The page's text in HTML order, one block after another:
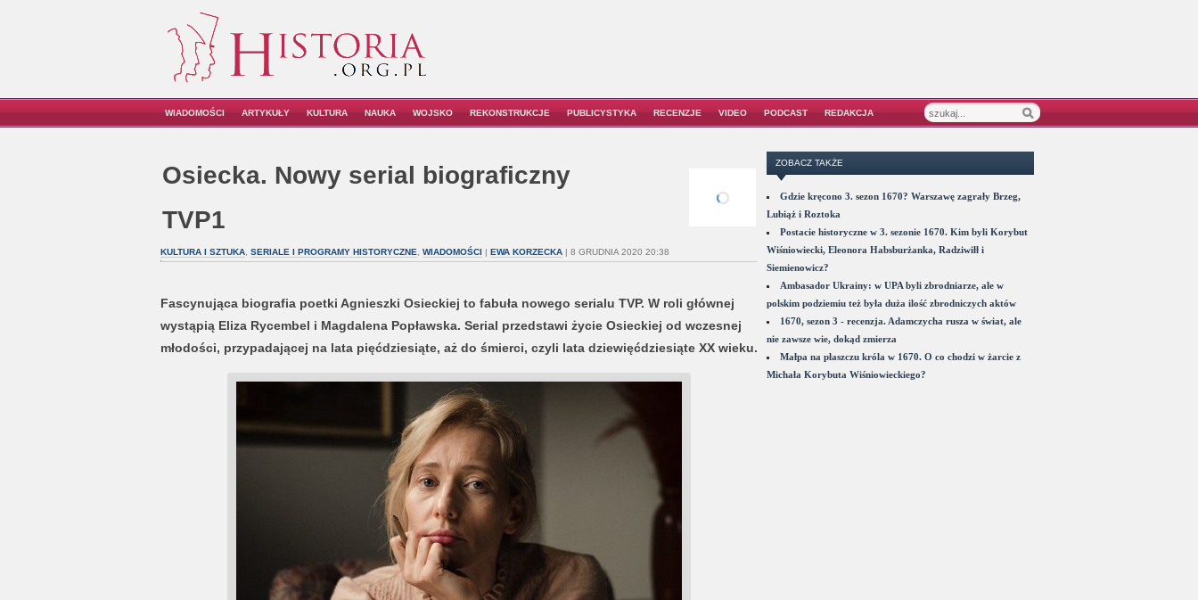
WIADOMOŚCI ARTYKUŁY KULTURA NAUKA WOJSKO REKONSTRUKCJE PUBLICYSTYKA RECENZJE VIDEO PODCAST REDAKCJA
Osiecka. Nowy serial biograficzny
TVP1
KULTURA I SZTUKA, SERIALE I PROGRAMY HISTORYCZNE WIADOMOŚCI| EWA KORZECKA| 8 GRUDNIA 2020 20:38
Fascynująca biografia poetki Agnieszki Osieckiej to fabuła nowego serialu TVP. W roli głównej
wystąpią Eliza Rycembel i Magdalena Popławska. Serial przedstawi życie Osieckiej od wczesnej
młodości, przypadającej na lata pięćdziesiąte, aż do śmierci, czyli lata dziewięćdziesiąte XX wieku.
ZOBACZ TAKŻE
Gdzie kręcono 3. sezon 1670? Warszawę zagrały Brzeg,
Lubiąż i Roztoka
Postacie historyczne w 3. sezonie 1670. Kim byli Korybut
Wiśniowiecki, Eleonora Habsburżanka, Radziwiłł i
Siemienowicz?
Ambasador Ukrainy: w UPA byli zbrodniarze, ale w
polskim podziemiu też była duża ilość zbrodniczych aktów
1670, sezon 3 - recenzja. Adamczycha rusza w świat, ale
nie zawsze wie, dokąd zmierza
Małpa na płaszczu króla w 1670. O co chodzi w żarcie z
Michała Korybuta Wiśniowieckiego?